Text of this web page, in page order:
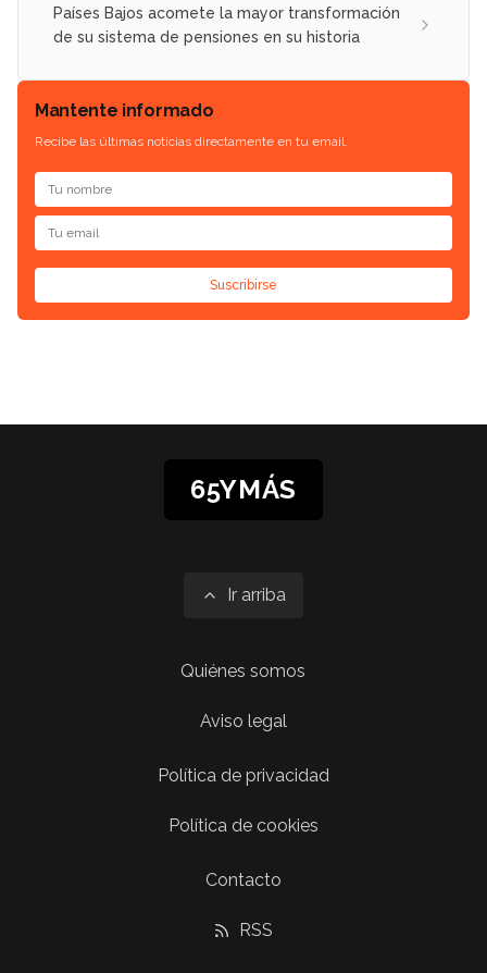
Países Bajos acomete la mayor transformación
de su sistema de pensiones en su historia
Mantente informado
Recibe las últimas noticias directamente en tu email.
Suscribirse
65YMÁS
Ir arriba
Quiénes somos
Aviso legal
Política de privacidad
Política de cookies
Contacto
RSS